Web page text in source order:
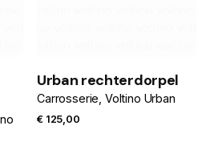
Urban rechterdorpel
Carrosserie Voltino Urban
€125,00